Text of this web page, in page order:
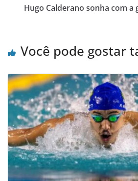
Hugo Calderano sonha com a
Você pode gostar